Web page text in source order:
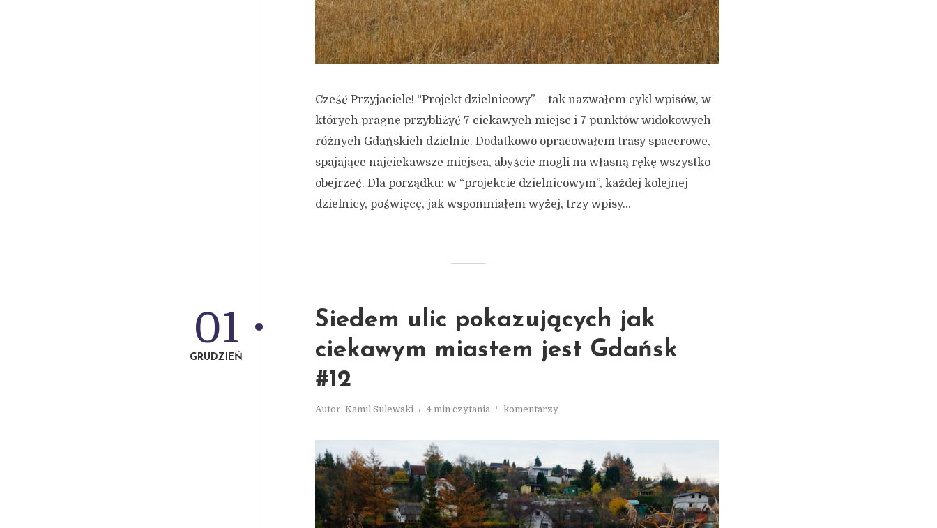
Cześć Przyjaciele! “Projekt dzielnicowy” – tak nazwałem cykl wpisów, w
których pragnę przybliżyć 7 ciekawych miejsc i 7 punktów widokowych
różnych Gdańskich dzielnic. Dodatkowo opracowałem trasy spacerowe,
spajające najciekawsze miejsca, abyście mogli na własną rękę wszystko
obejrzeć. Dla porządku: w “projekcie dzielnicowym”, każdej kolejnej
dzielnicy, poświęcę, jak wspomniałem wyżej, trzy wpisy...
Siedem ulic pokazujących jak
ciekawym miastem jest Gdańsk
#12
Autor: Kamil Sulewski 4 min czytania komentarzy
01
GRUDZIEŃ